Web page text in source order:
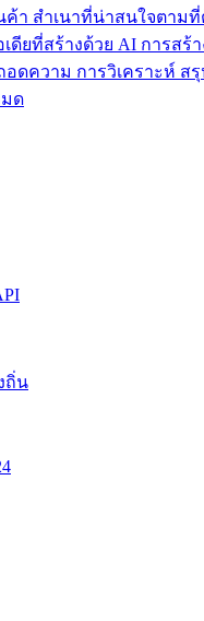
ค้า สำเนาที่น่าสนใจตาม
เดียที่สร้างด้วย AI การส
อดความ การวิเคราะห์ ส
ด
ถิ่น